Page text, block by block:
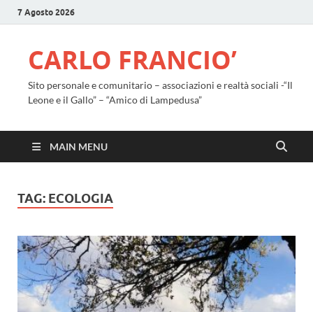
7 Agosto 2026
CARLO FRANCIO’
Sito personale e comunitario – associazioni e realtà sociali -“Il
Leone e il Gallo” – “Amico di Lampedusa”
MAIN MENU
TAG: ECOLOGIA